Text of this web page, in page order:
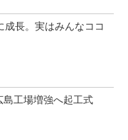
成長。実はみんなココ
島工場増強へ起工式